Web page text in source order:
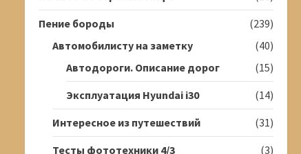
Пение бороды
(239)
Автомобилисту на заметку
(40)
Автодороги. Описание дорог
(15)
Эксплуатация Hyundai i30
(14)
Интересное из путешествий
(31)
Тесты фототехники 4/3
(3)